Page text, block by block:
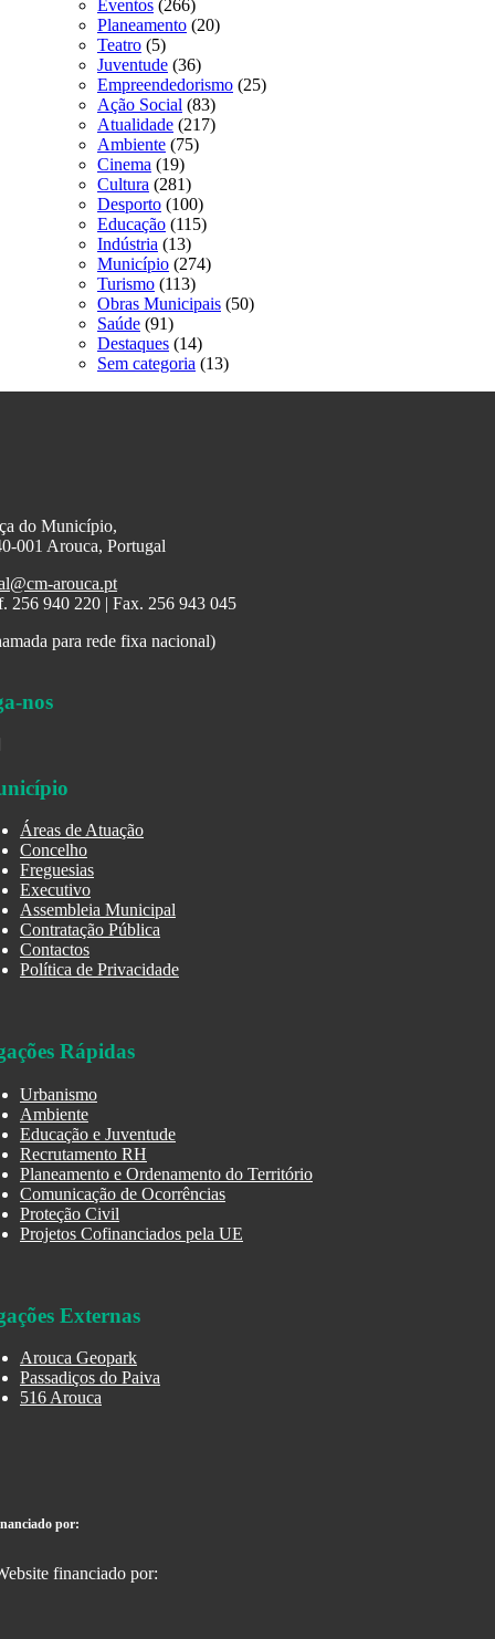
Eventos (266)
Planeamento (20)
Teatro (5)
Juventude (36)
Empreendedorismo (25)
Ação Social (83)
Atualidade (217)
Ambiente (75)
Cinema (19)
Cultura (281)
Desporto (100)
Educação (115)
Indústria (13)
Município (274)
Turismo (113)
Obras Municipais (50)
Saúde (91)
Destaques (14)
Sem categoria (13)
do Município,
001 Arouca, Portugal
arouca.pt
256 940 220 | Fax. 256 943 045
para rede fixa nacional)
nos
Áreas de Atuação
Concelho
Freguesias
Executivo
Assembleia Municipal
Contratação Pública
Contactos
Política de Privacidade
Rápidas
Urbanismo
Ambiente
Educação e Juventude
Recrutamento RH
Planeamento e Ordenamento do Território
Comunicação de Ocorrências
Proteção Civil
Projetos Cofinanciados pela UE
Externas
Arouca Geopark
Passadiços do Paiva
516 Arouca
por: